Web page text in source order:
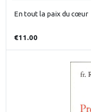
En tout la paix du cœur
€11.00